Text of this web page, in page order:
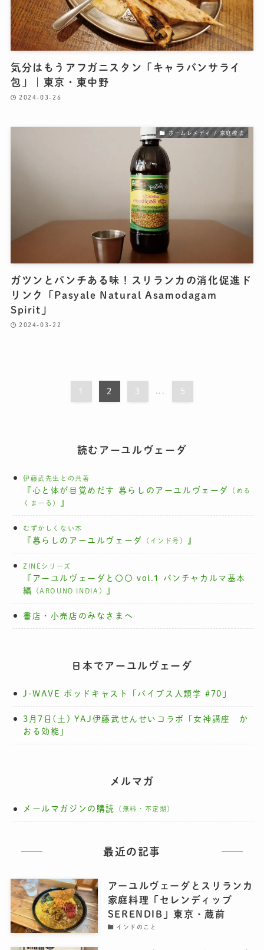
気分はもうアフガニスタン「キャラバンサライ
包」｜東京・東中野
2024-03-26
ホームレメディ / 家庭療法
ガツンとパンチある味！スリランカの消化促進ド
リンク「Pasyale Natural Asamodagam
Spirit」
2024-03-22
1 2 3 ... 5
読むアーユルヴェーダ
伊藤武先生との共著
『心と体が目覚めだす 暮らしのアーユルヴェーダ
（める
くまーる）
』
むずかしくない本
『暮らしのアーユルヴェーダ （インド号） 』
ZINEシリーズ
『アーユルヴェーダと〇〇 vol.1 パンチャカルマ基本
編
（AROUND INDIA） 』
書店・小売店のみなさまへ
日本でアーユルヴェーダ
J-WAVE ポッドキャスト「バイブス人類学 #70」
3月7日(土) YAJ伊藤武せんせいコラボ「女神講座 か
おる効能」
メルマガ
メールマガジンの購読 （無料・不定期）
最近の記事
アーユルヴェーダとスリランカ
家庭料理「セレンディッブ
SERENDIB」東京・蔵前
インドのこと